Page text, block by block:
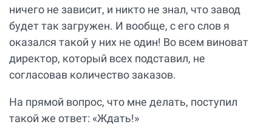
ничего не зависит, и никто не знал, что завод
будет так загружен. И вообще, с его слов я
оказался такой у них не один! Во всем виноват
директор, который всех подставил, не
согласовав количество заказов.
На прямой вопрос, что мне делать, поступил
такой же ответ: «Ждать!»